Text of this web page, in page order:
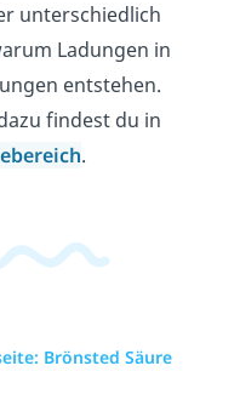
unterschiedlich
Ladungen in
entstehen.
findest du in
.
Brönsted Säure